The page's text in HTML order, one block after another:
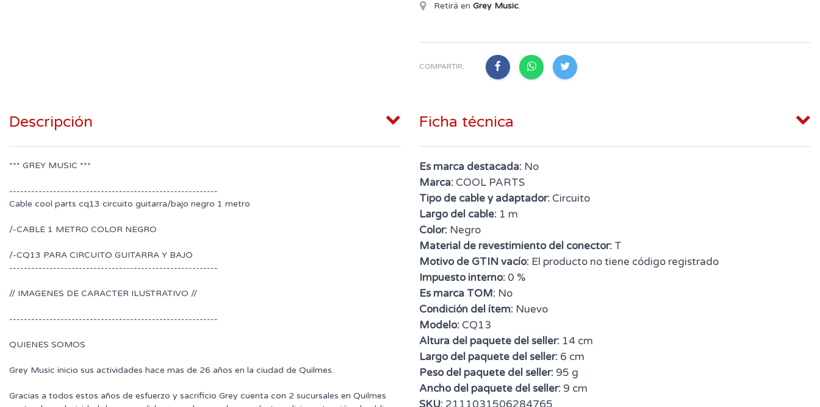
Retirá en Grey Music.
COMPARTIR:
Descripción
*** GREY MUSIC ***
---------------------------------------------------------
Cable cool parts cq13 circuito guitarra/bajo negro 1 metro
/-CABLE 1 METRO COLOR NEGRO
/-CQ13 PARA CIRCUITO GUITARRA Y BAJO
---------------------------------------------------------
// IMAGENES DE CARACTER ILUSTRATIVO //
---------------------------------------------------------
QUIENES SOMOS
Grey Music inicio sus actividades hace mas de 26 años en la ciudad de Quilmes.
Gracias a todos estos años de esfuerzo y sacrificio Grey cuenta con 2 sucursales en Quilmes
Ficha técnica
Es marca destacada: No
Marca: COOL PARTS
Tipo de cable y adaptador: Circuito
Largo del cable: 1 m
Color: Negro
Material de revestimiento del conector: T
Motivo de GTIN vacío: El producto no tiene código registrado
Impuesto interno: 0 %
Es marca TOM: No
Condición del ítem: Nuevo
Modelo: CQ13
Altura del paquete del seller: 14 cm
Largo del paquete del seller: 6 cm
Peso del paquete del seller: 95 g
Ancho del paquete del seller: 9 cm
SKU: 2111031506284765